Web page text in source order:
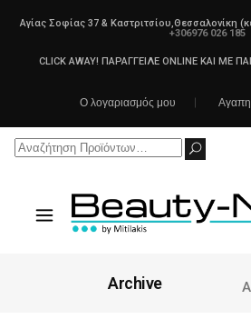
Αγίας Σοφίας 37 & Καστριτσίου,Θεσσαλονίκη
+306976 026 185
CLICK AWAY! ΠΑΡΑΓΓΕΙΛΕ ONLINE ΚΑΙ
Ο λογαριασμός μου
Search
Archive